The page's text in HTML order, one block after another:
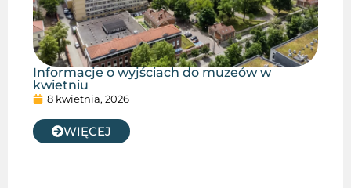
Informacje o wyjściach do muzeów w
kwietniu
8 kwietnia, 2026
WIĘCEJ